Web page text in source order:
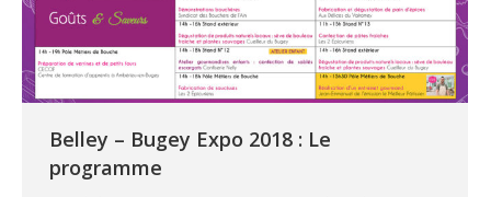
Belley – Bugey Expo 2018 : Le
programme